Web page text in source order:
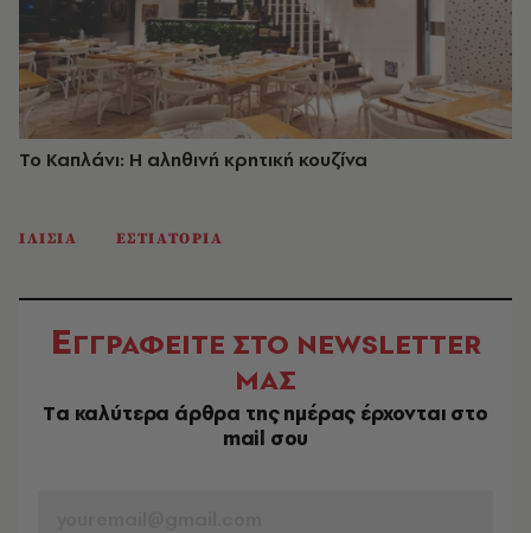
Το Καπλάνι: Η αληθινή κρητική κουζίνα
ΙΛΙΣΙΑ ΕΣΤΙΑΤΟΡΙΑ
ΕΓΓΡΑΦΕΙΤΕ ΣΤΟ NEWSLETTER
ΜΑΣ
Tα καλύτερα άρθρα της ημέρας έρχονται στο
mail σου